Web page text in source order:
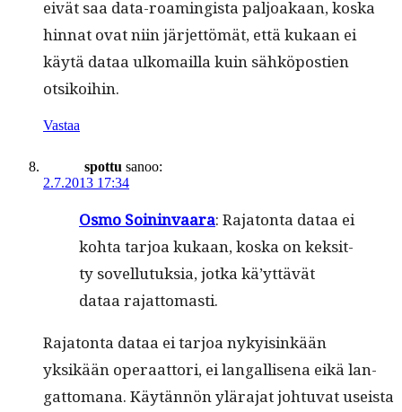
eivät saa data-roamingista paljoakaan, kos­ka
hin­nat ovat niin jär­jet­tömät, että kukaan ei
käytä dataa ulko­mail­la kuin sähkö­postien
otsikoihin.
Vastaa
spottu sanoo:
2.7.2013 17:34
Osmo Soin­in­vaara: Raja­ton­ta dataa ei
koh­ta tar­joa kukaan, kos­ka on kek­sit­
ty sovel­lu­tuk­sia, jot­ka kä’yttävät
dataa rajattomasti.
Raja­ton­ta dataa ei tar­joa nyky­isinkään
yksikään oper­aat­tori, ei lan­gal­lise­na eikä lan­
gat­tomana. Käytän­nön ylära­jat johtu­vat useista